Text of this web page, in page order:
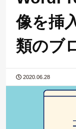
像を挿
類のブ
2020.06.28